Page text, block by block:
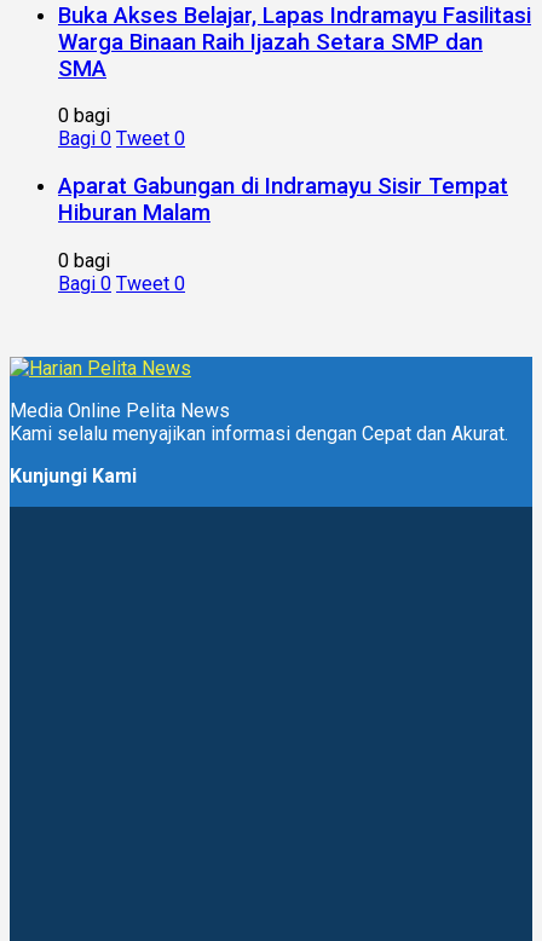
Buka Akses Belajar, Lapas Indramayu Fasilitasi
Warga Binaan Raih Ijazah Setara SMP dan
SMA
0 bagi
Bagi 0 Tweet 0
Aparat Gabungan di Indramayu Sisir Tempat
Hiburan Malam
0 bagi
Bagi 0 Tweet 0
Media Online Pelita News
Kami selalu menyajikan informasi dengan Cepat dan Akurat.
Kunjungi Kami